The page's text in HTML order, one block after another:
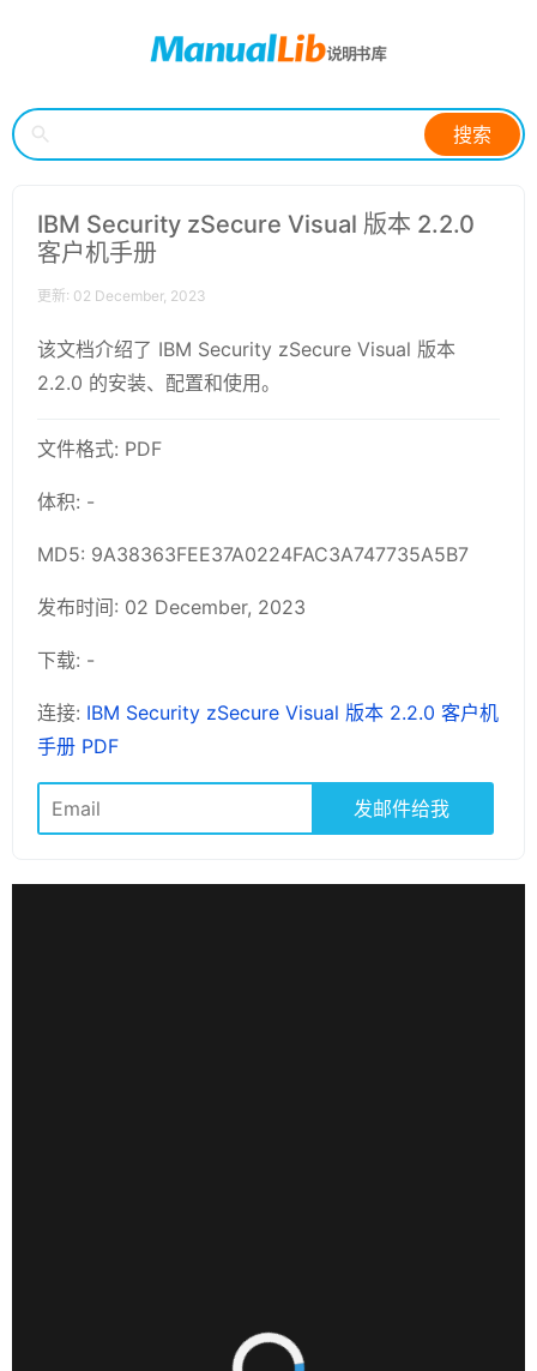
搜索
IBM Security zSecure Visual 版本 2.2.0
客户机手册
更新: 02 December, 2023
该文档介绍了 IBM Security zSecure Visual 版本
2.2.0 的安装、配置和使用。
文件格式: PDF
体积: -
MD5: 9A38363FEE37A0224FAC3A747735A5B7
发布时间: 02 December, 2023
下载: -
连接: IBM Security zSecure Visual 版本 2.2.0 客户机
手册 PDF
发邮件给我